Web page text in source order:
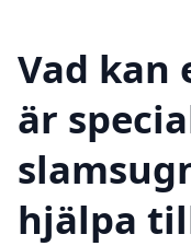
Vad kan
är
hjälpa